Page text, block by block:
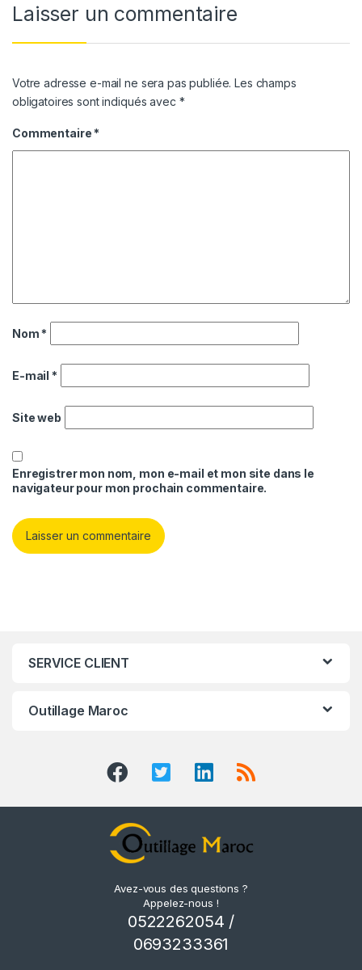
Laisser un commentaire
Votre adresse e-mail ne sera pas publiée. Les champs
obligatoires sont indiqués avec *
Commentaire *
Nom *
E-mail *
Site web
Enregistrer mon nom, mon e-mail et mon site dans le
navigateur pour mon prochain commentaire.
SERVICE CLIENT
Outillage Maroc
Avez-vous des questions ?
Appelez-nous !
0522262054 /
0693233361